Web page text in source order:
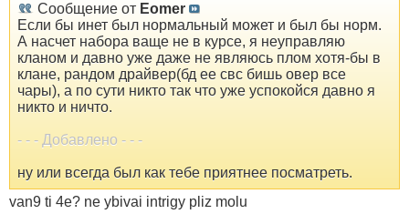
Сообщение от Eomer
Если бы инет был нормальный может и был бы норм.
А насчет набора ваще не в курсе, я неуправляю
кланом и давно уже даже не являюсь плом хотя-бы в
клане, рандом драйвер(бд ее свс бишь овер все
чары), а по сути никто так что уже успокойся давно я
никто и ничто.
- - - Добавлено - - -
ну или всегда был как тебе приятнее посматреть.
van9 ti 4e? ne ybivai intrigy pliz molu